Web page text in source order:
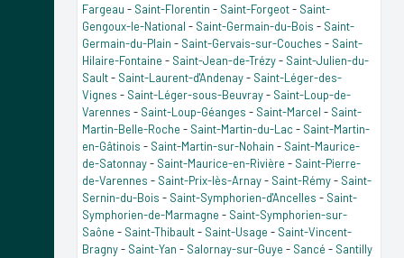
Fargeau - Saint-Florentin - Saint-Forgeot- Saint-
Gengoux-le-National - Saint-Germain-du-Bois - Saint-
Germain-du-Plain - Saint-Gervais-sur-Couches - Saint-
Hilaire-Fontaine - Saint-Jean-de-Trézy- Saint-Julien-du-
Sault- Saint-Laurent-d'Andenay- Saint-Léger-des-
Vignes - Saint-Léger-sous-Beuvray- Saint-Loup-de-
Varennes - Saint-Loup-Géanges - Saint-Marcel - Saint-
Martin-Belle-Roche - Saint-Martin-du-Lac - Saint-Martin-
en-Gâtinois - Saint-Martin-sur-Nohain - Saint-Maurice-
de-Satonnay- Saint-Maurice-en-Rivière - Saint-Pierre-
de-Varennes - Saint-Prix-lès-Arnay- Saint-Rémy- Saint-
Sernin-du-Bois - Saint-Symphorien-d'Ancelles - Saint-
Symphorien-de-Marmagne - Saint-Symphorien-sur-
Saône - Saint-Thibault- Saint-Usage - Saint-Vincent-
Bragny- Saint-Yan - Salornay-sur-Guye - Sancé - Santilly